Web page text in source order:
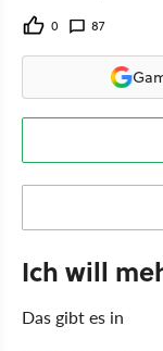
0 87
Ich will
Das gibt es in